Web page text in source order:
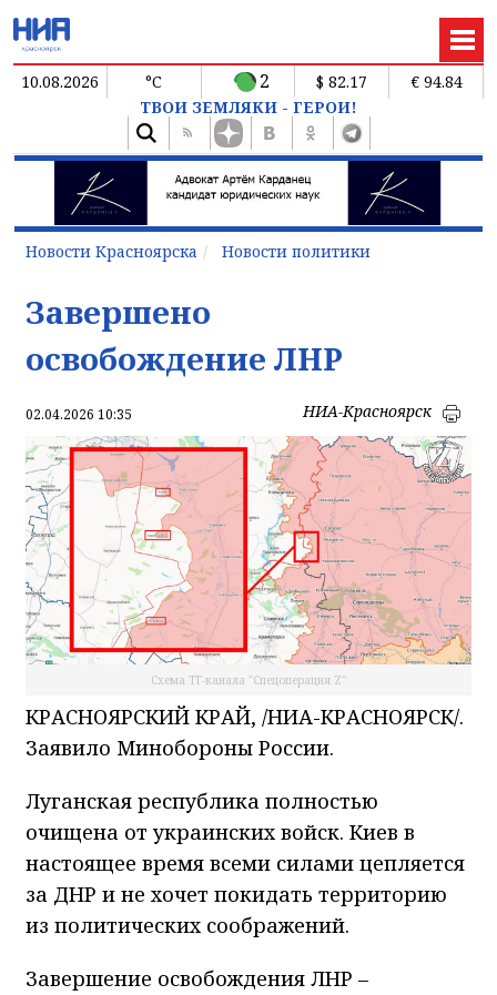
10.08.2026 °C 2 $ 82.17
€ 94.84
ТВОИ ЗЕМЛЯКИ - ГЕРОИ!
Новости Красноярска Новости политики
Завершено
освобождение ЛНР
02.04.2026 10:35 НИА-Красноярск
Схема ТГ-канала "Спецоперация Z"
КРАСНОЯРСКИЙ КРАЙ, /НИА-КРАСНОЯРСК/.
Заявило Минобороны России.
Луганская республика полностью
очищена от украинских войск. Киев в
настоящее время всеми силами цепляется
за ДНР и не хочет покидать территорию
из политических соображений.
Завершение освобождения ЛНР –